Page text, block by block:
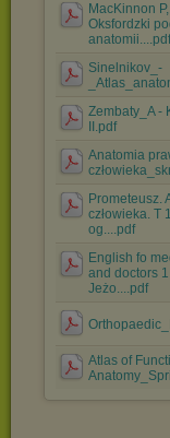
MacKinnon
Oksfordzki
anatomii....pdf
Sinelnikov_-
Zembaty_A -
II.pdf
Anatomia
Prometeusz.
człowieka. T
og....pdf
English fo
and doctors
Jeżo....pdf
Atlas of